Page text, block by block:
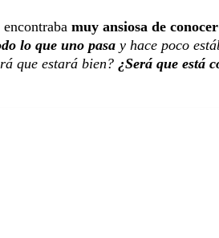
muy ansiosa de
lo que uno pasa y hace poco
que estará bien? ¿Será que está